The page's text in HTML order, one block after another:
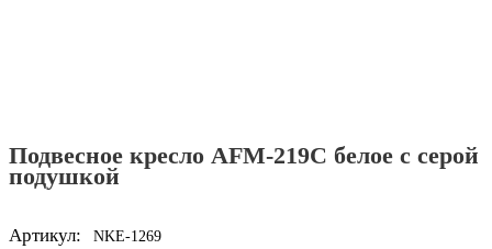
Подвесное кресло AFM-219C белое с серой
подушкой
Артикул: NKE-1269